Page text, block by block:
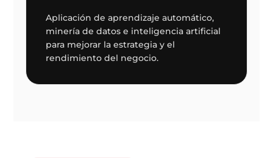
Aplicación de aprendizaje automático,
minería de datos e inteligencia artificial
para mejorar la estrategia y el
rendimiento del negocio.